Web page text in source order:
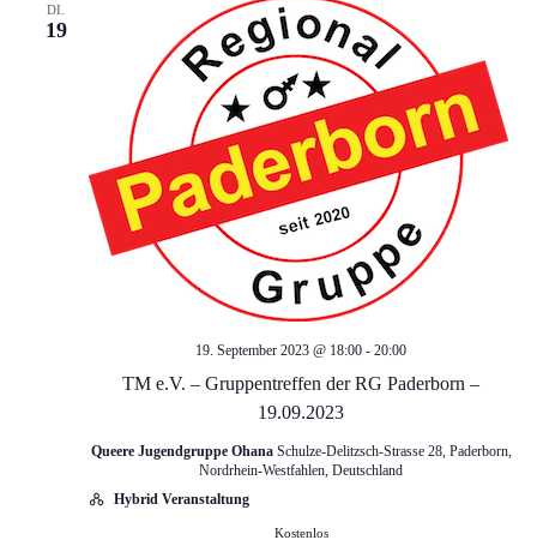
n
s
i
c
t
n
i
o
DI.
19
TM e.V. – Gruppentreffen der RG Paderborn –
19.09.2023
19. September 2023 @ 18:00 - 20:00
Queere Jugendgruppe Ohana Schulze-Delitzsch-Strasse 28, Paderborn,
Nordrhein-Westfahlen, Deutschland
Hybrid Veranstaltung
Kostenlos